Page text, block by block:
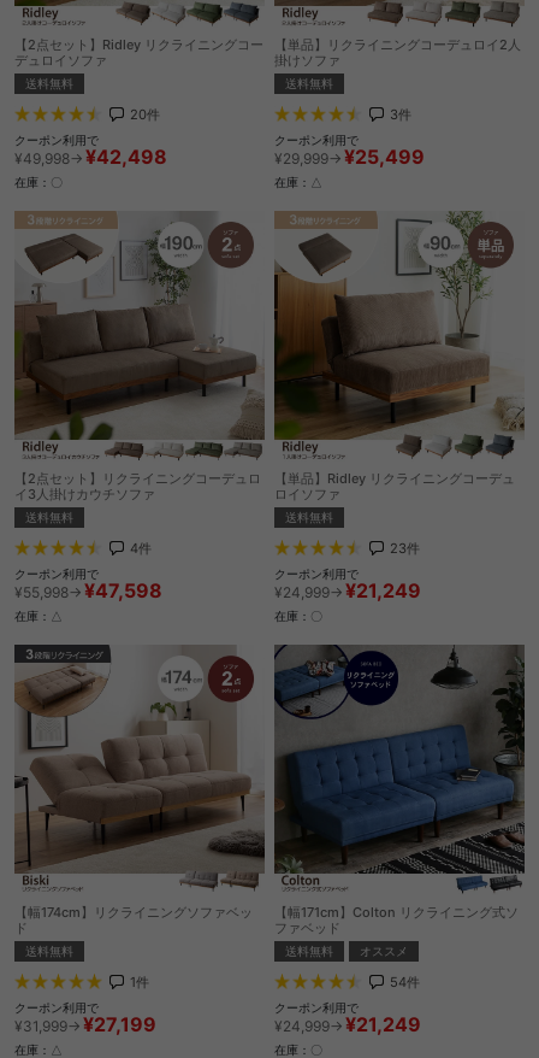
【2点セット】Ridley リクライニングコー
デュロイソファ
送料無料
20件
クーポン利用で
¥49,998→ ¥42,498
在庫：〇
【単品】リクライニングコーデュロイ2人
掛けソファ
送料無料
3件
クーポン利用で
¥29,999→ ¥25,499
在庫：△
【2点セット】リクライニングコーデュロ
イ3人掛けカウチソファ
送料無料
4件
クーポン利用で
¥55,998→ ¥47,598
在庫：△
【単品】Ridley リクライニングコーデュ
ロイソファ
送料無料
23件
クーポン利用で
¥24,999→ ¥21,249
在庫：〇
【幅174cm】リクライニングソファベッ
ド
送料無料
1件
クーポン利用で
¥31,999→ ¥27,199
在庫：△
【幅171cm】Colton リクライニング式ソ
ファベッド
送料無料 オススメ
54件
クーポン利用で
¥24,999→ ¥21,249
在庫：〇